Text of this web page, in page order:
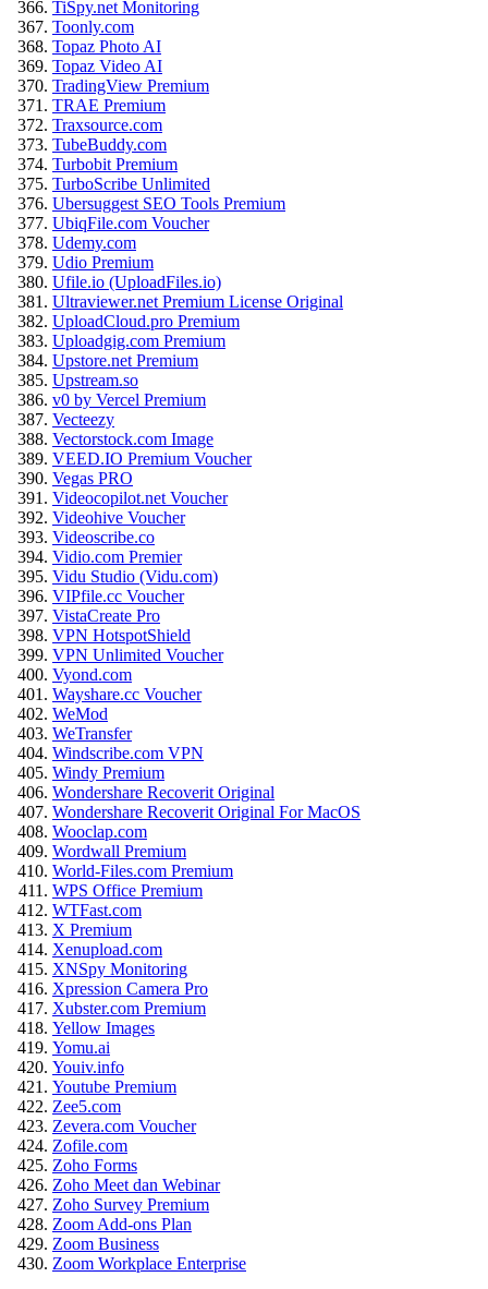
TiSpy.net Monitoring
Toonly.com
Topaz Photo AI
Topaz Video AI
TradingView Premium
TRAE Premium
Traxsource.com
TubeBuddy.com
Turbobit Premium
TurboScribe Unlimited
Ubersuggest SEO Tools Premium
UbiqFile.com Voucher
Udemy.com
Udio Premium
Ufile.io (UploadFiles.io)
Ultraviewer.net Premium License Original
UploadCloud.pro Premium
Uploadgig.com Premium
Upstore.net Premium
Upstream.so
v0 by Vercel Premium
Vecteezy
Vectorstock.com Image
VEED.IO Premium Voucher
Vegas PRO
Videocopilot.net Voucher
Videohive Voucher
Videoscribe.co
Vidio.com Premier
Vidu Studio (Vidu.com)
VIPfile.cc Voucher
VistaCreate Pro
VPN HotspotShield
VPN Unlimited Voucher
Vyond.com
Wayshare.cc Voucher
WeMod
WeTransfer
Windscribe.com VPN
Windy Premium
Wondershare Recoverit Original
Wondershare Recoverit Original For MacOS
Wooclap.com
Wordwall Premium
World-Files.com Premium
WPS Office Premium
WTFast.com
X Premium
Xenupload.com
XNSpy Monitoring
Xpression Camera Pro
Xubster.com Premium
Yellow Images
Yomu.ai
Youiv.info
Youtube Premium
Zee5.com
Zevera.com Voucher
Zofile.com
Zoho Forms
Zoho Meet dan Webinar
Zoho Survey Premium
Zoom Add-ons Plan
Zoom Business
Zoom Workplace Enterprise